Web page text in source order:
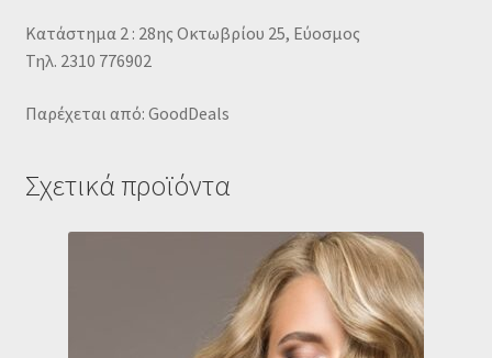
Κατάστημα 2 : 28ης Οκτωβρίου 25, Εύοσμος
Τηλ. 2310 776902
Παρέχεται από: GoodDeals
Σχετικά προϊόντα